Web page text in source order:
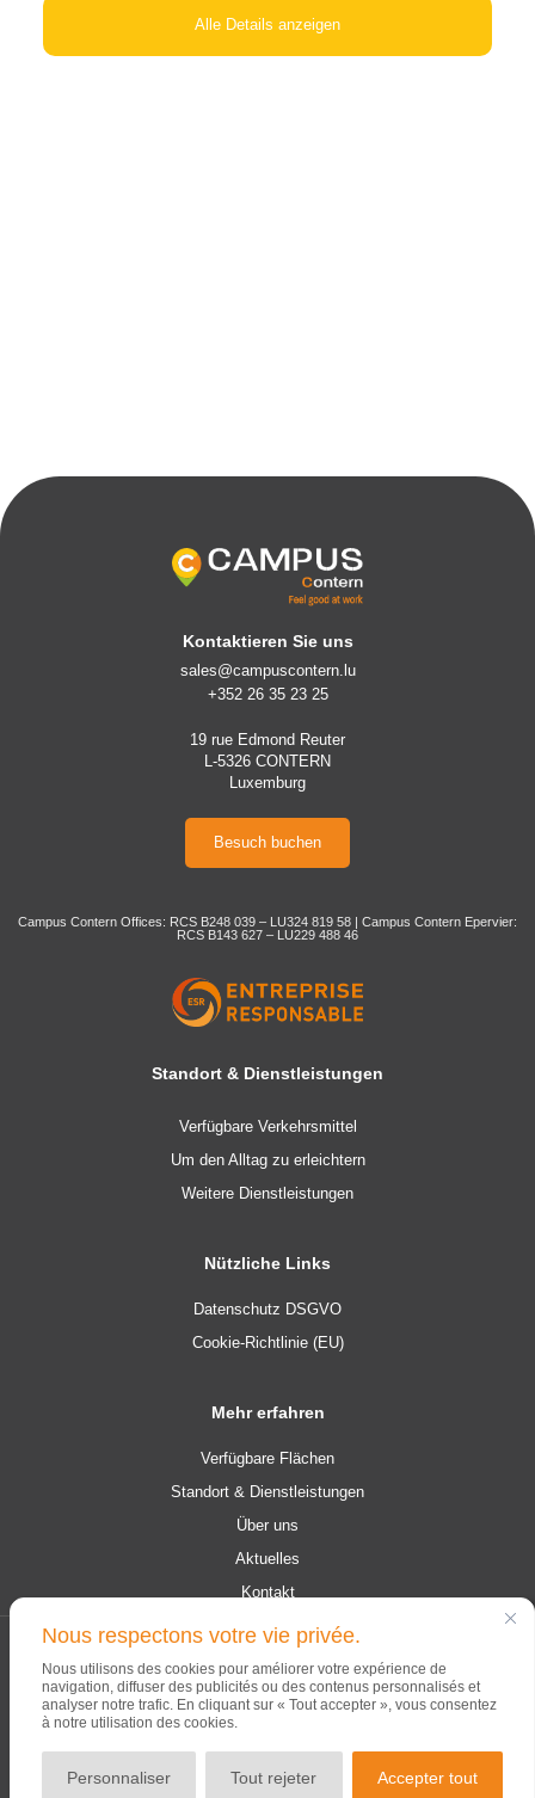
Nous respectons votre vie privée.
Nous utilisons des cookies pour améliorer votre expérience de
navigation, diffuser des publicités ou des contenus personnalisés et
analyser notre trafic. En cliquant sur « Tout accepter », vous consentez
à notre utilisation des cookies.
Personnaliser Tout rejeter Accepter tout
Alle Details anzeigen
Kontaktieren Sie uns
sales@campuscontern.lu
+352 26 35 23 25
19 rue Edmond Reuter
L-5326 CONTERN
Luxemburg
Besuch buchen
Campus Contern Offices: RCS B248 039 – LU324 819 58 | Campus Contern Epervier:
RCS B143 627 – LU229 488 46
Standort & Dienstleistungen
Verfügbare Verkehrsmittel
Um den Alltag zu erleichtern
Weitere Dienstleistungen
Nützliche Links
Datenschutz DSGVO
Cookie-Richtlinie (EU)
Mehr erfahren
Verfügbare Flächen
Standort & Dienstleistungen
Über uns
Aktuelles
Kontakt
© 2026 Campus Contern. Alle Rechte vorbehalten.